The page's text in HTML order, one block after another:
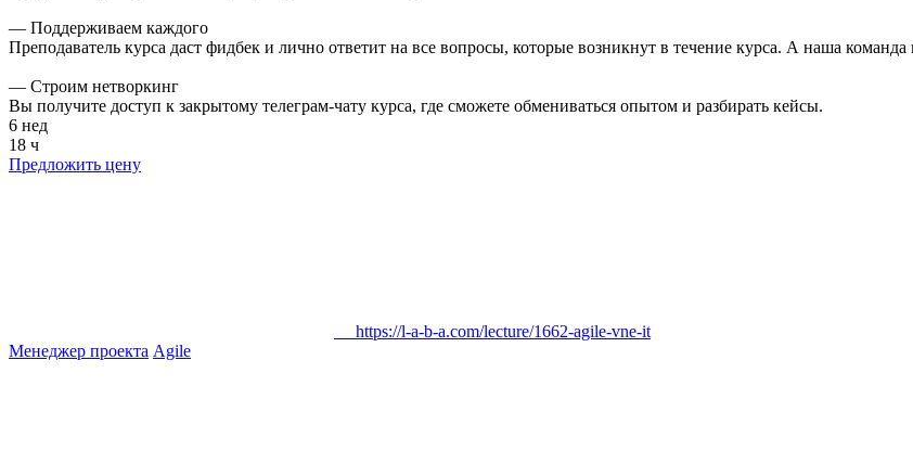
— Поддерживаем каждого
Преподаватель курса даст фидбек и лично ответит на все вопросы, которые возникнут в течение курса. А наша
— Строим нетворкинг
Вы получите доступ к закрытому телеграм-чату курса, где сможете обмениваться опытом и разбирать кейсы.
6 нед
18 ч
Предложить цену
https://l-a-b-a.com/lecture/1662-agile-vne-it
Менеджер проекта Agile